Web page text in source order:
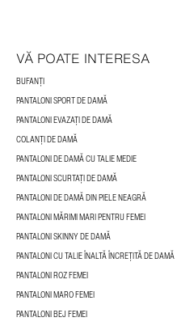
VĂ POATE INTERESA
BUFANȚI
PANTALONI SPORT DE DAMĂ
PANTALONI EVAZAȚI DE DAMĂ
COLANȚI DE DAMĂ
PANTALONI DE DAMĂ CU TALIE MEDIE
PANTALONI SCURTAȚI DE DAMĂ
PANTALONI DE DAMĂ DIN PIELE NEAGRĂ
PANTALONI MĂRIMI MARI PENTRU FEMEI
PANTALONI SKINNY DE DAMĂ
PANTALONI CU TALIE ÎNALTĂ ÎNCREȚITĂ DE DAMĂ
PANTALONI ROZ FEMEI
PANTALONI MARO FEMEI
PANTALONI BEJ FEMEI